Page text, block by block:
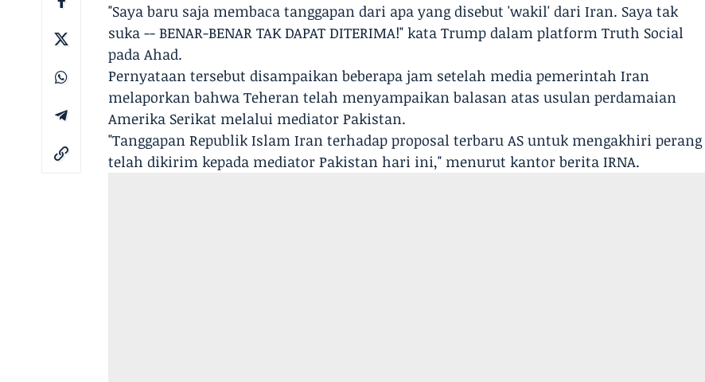
"Saya baru saja membaca tanggapan dari apa yang disebut 'wakil' dari Iran. Saya tak
suka -- BENAR-BENAR TAK DAPAT DITERIMA!" kata Trump dalam platform Truth Social
pada Ahad.
Pernyataan tersebut disampaikan beberapa jam setelah media pemerintah Iran
melaporkan bahwa Teheran telah menyampaikan balasan atas usulan perdamaian
Amerika Serikat melalui mediator Pakistan.
"Tanggapan Republik Islam Iran terhadap proposal terbaru AS untuk mengakhiri perang
telah dikirim kepada mediator Pakistan hari ini," menurut kantor berita IRNA.